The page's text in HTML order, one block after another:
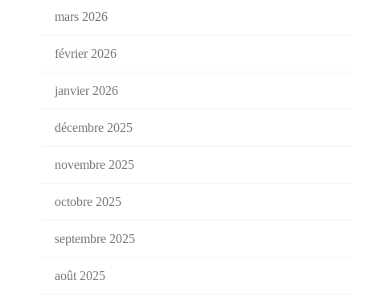
mars 2026
février 2026
janvier 2026
décembre 2025
novembre 2025
octobre 2025
septembre 2025
août 2025